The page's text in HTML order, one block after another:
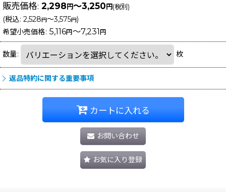
販売価格: 2,298円～3,250円(税別)
(税込: 2,528 円～3,575円)
希望小売価格: 5,116円 ～7,231 円
数量: 枚
返品特約に関する重要事項
カートに入れる
お問い合わせ
お気に入り登録